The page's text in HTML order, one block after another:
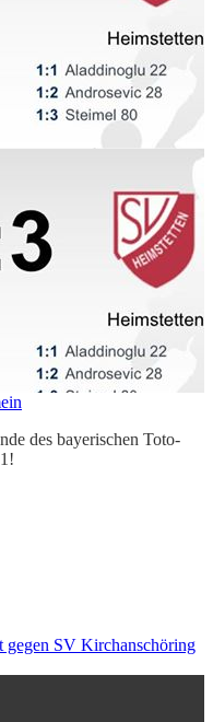
des bayerischen Toto-
SV Kirchanschöring